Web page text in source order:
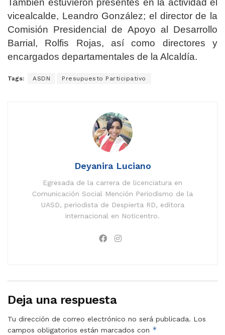
También estuvieron presentes en la actividad el
vicealcalde, Leandro González; el director de la
Comisión Presidencial de Apoyo al Desarrollo
Barrial, Rolfis Rojas, así como directores y
encargados departamentales de la Alcaldía.
Tags: ASDN Presupuesto Participativo
Deyanira Luciano
Egresada de la carrera de licenciatura en
Comunicación Social Mención Periodismo de la
UASD, periodista de Despierta RD, editora
internacional en Noticentro.
Deja una respuesta
Tu dirección de correo electrónico no será publicada. Los
campos obligatorios están marcados con *